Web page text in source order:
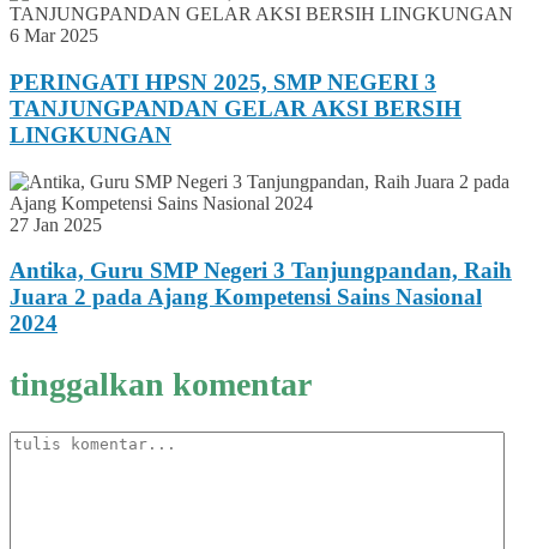
6 Mar 2025
PERINGATI HPSN 2025, SMP NEGERI 3
TANJUNGPANDAN GELAR AKSI BERSIH
LINGKUNGAN
27 Jan 2025
Antika, Guru SMP Negeri 3 Tanjungpandan, Raih
Juara 2 pada Ajang Kompetensi Sains Nasional
2024
tinggalkan komentar